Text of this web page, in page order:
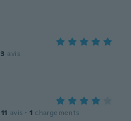
3 avis
11 avis · 1 chargements